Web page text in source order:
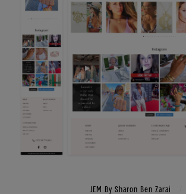
JEM By Sharon Ben Zarai